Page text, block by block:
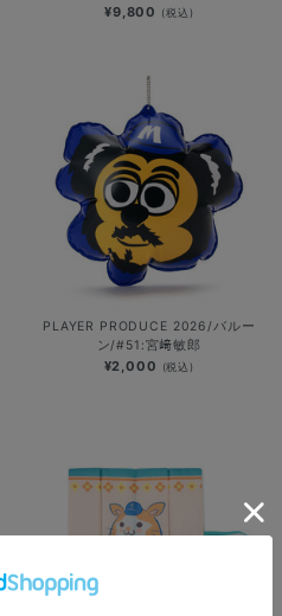
¥9,800 (税込)
PLAYER PRODUCE 2026/バルー
ン/#51:宮﨑敏郎
¥2,000 (税込)